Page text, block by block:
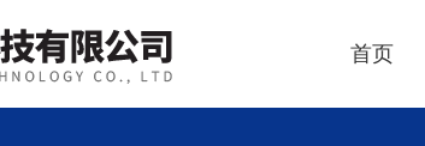
首页